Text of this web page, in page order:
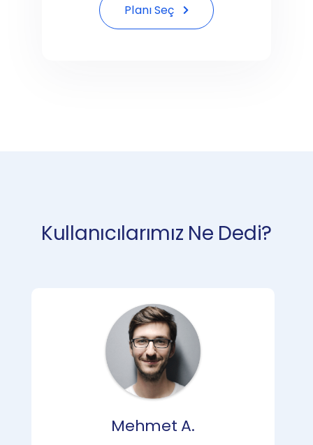
Planı Seç
Kullanıcılarımız Ne Dedi?
Mehmet A.